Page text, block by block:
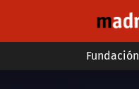
Main
Fundación